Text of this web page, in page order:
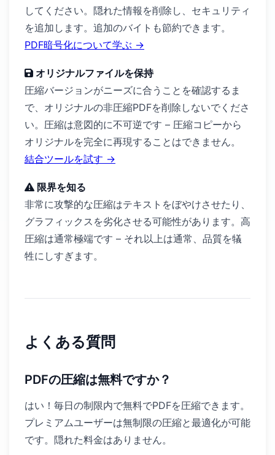
してください。隠れた情報を削除し、セキュリティ
を追加します。追加のバイトも節約できます。
PDF暗号化について学ぶ →
オリジナルファイルを保持
圧縮バージョンがニーズに合うことを確認するま
で、オリジナルの非圧縮PDFを削除しないでくださ
い。圧縮は意図的に不可逆です – 圧縮コピーから
オリジナルを完全に再現することはできません。
結合ツールを試す →
限界を知る
非常に攻撃的な圧縮はテキストをぼやけさせたり、
グラフィックスを劣化させる可能性があります。高
圧縮は通常極端です – それ以上は通常、品質を犠
牲にしすぎます。
よくある質問
PDFの圧縮は無料ですか？
はい！毎日の制限内で無料でPDFを圧縮できます。
プレミアムユーザーは無制限の圧縮と最適化が可能
です。隠れた料金はありません。